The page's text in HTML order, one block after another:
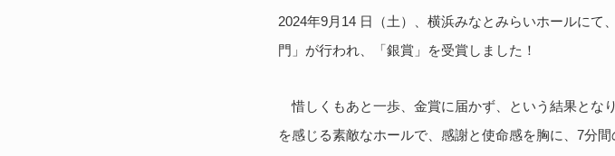
2024年9月14 日（土）、横浜みなとみらいホールにて
門」が行われ、「銀賞」を受賞しました！
惜しくもあと一歩、金賞に届かず、という結果とな
を感じる素敵なホールで、感謝と使命感を胸に、7分